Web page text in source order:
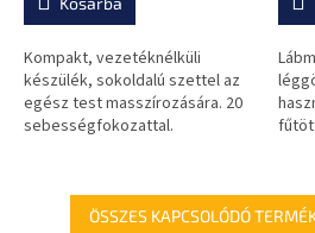
0,0
csillag.
Kompakt, vezetéknélküli
készülék, sokoldalú szettel az
egész test masszírozására. 20
sebességfokozattal.
0,0
ÖSSZES KAPCSOLÓDÓ